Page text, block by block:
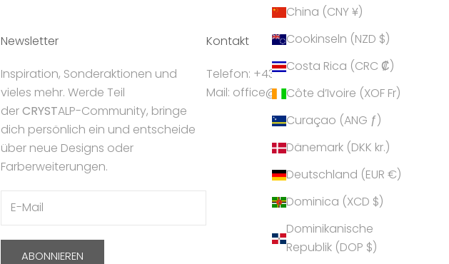
China (CNY ¥)
Cookinseln (NZD $)
Costa Rica (CRC ₡)
Côte d’Ivoire (XOF Fr)
Curaçao (ANG ƒ)
Dänemark (DKK kr.)
Deutschland (EUR €)
Dominica (XCD $)
Dominikanische
Republik (DOP $)
Newsletter
Inspiration, Sonderaktionen und
vieles mehr. Werde Teil
derCRYSTALP-Community, bringe
dich persönlich ein und entscheide
über neue Designs oder
Farberweiterungen.
ABONNIEREN
Kontakt
Telefon: +43 5224 55550
Mail: office@crystalp.com